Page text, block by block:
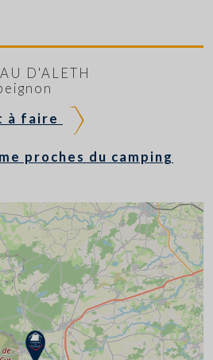
D'ALETH
à faire
proches du camping